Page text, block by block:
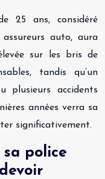
25 ans, considéré
auto, aura
sur les bris de
tandis qu’un
plusieurs accidents
années verra sa
significativement.
police